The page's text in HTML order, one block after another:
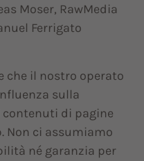
Moser, RawMedia
Ferrigato
che il nostro operato
sulla
di pagine
Non ci assumiamo
né garanzia per